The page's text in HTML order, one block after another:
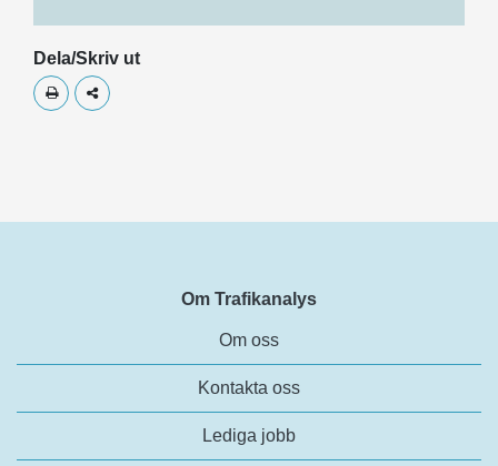
Dela/Skriv ut
Skriv utDela
Om Trafikanalys
Om oss
Kontakta oss
Lediga jobb